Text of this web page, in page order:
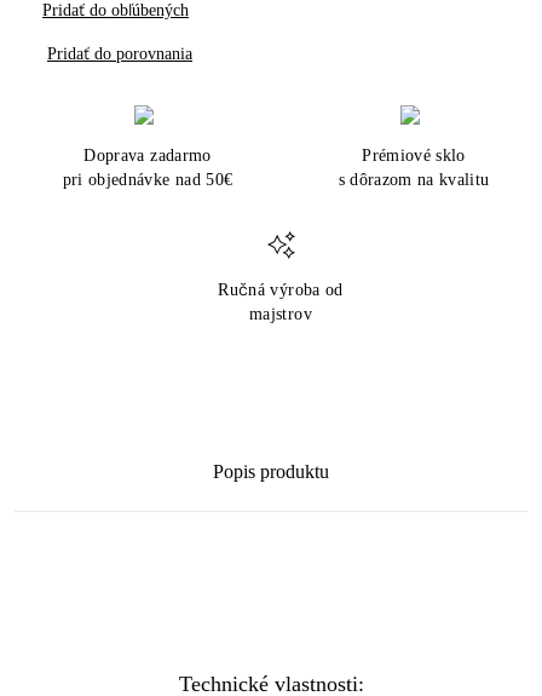
Pridať do obľúbených
Pridať do porovnania
Doprava zadarmo
pri objednávke nad 50€
Prémiové sklo
s dôrazom na kvalitu
Ručná výroba od
majstrov
Popis produktu
Technické vlastnosti: